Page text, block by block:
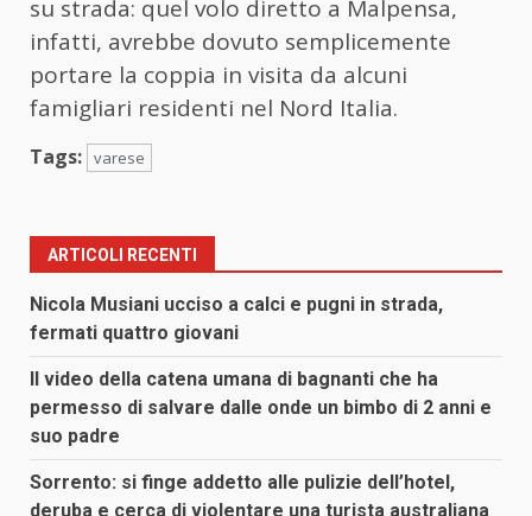
su strada: quel volo diretto a Malpensa,
infatti, avrebbe dovuto semplicemente
portare la coppia in visita da alcuni
famigliari residenti nel Nord Italia.
Tags: varese
ARTICOLI RECENTI
Nicola Musiani ucciso a calci e pugni in strada,
fermati quattro giovani
Il video della catena umana di bagnanti che ha
permesso di salvare dalle onde un bimbo di 2 anni e
suo padre
Sorrento: si finge addetto alle pulizie dell’hotel,
deruba e cerca di violentare una turista australiana